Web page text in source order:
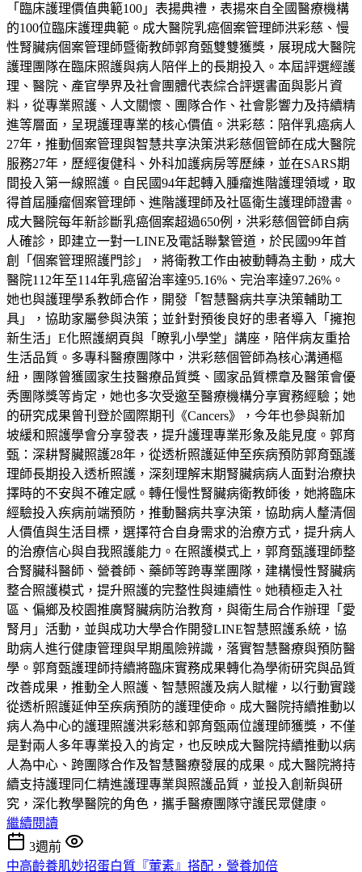
「臨床護理價值典範100」表揚典禮，表揚來自全國醫療機構
的100位臨床護理典範。成大醫院乳癌個案管理師洪彩慈、慢
性腎臟病個案管理師暨衛教師郭育甄雙雙獲獎，展現成大醫院
護理團隊在臨床照護與病人陪伴上的長期投入。本屆評選經護
理、醫院、產官學界及社會團體代表綜合評選書面與影片資
料，從專業照護、人文關懷、團隊合作、社會影響力及持續精
進等層面，呈現護理專業的核心價值。洪彩慈：陪伴乳癌病人
27年，推動個案管理與智慧共享決策洪彩慈個管師在成大醫院
服務27年，歷經復健科、外科加護病房等歷練，並在SARS期
間投入第一線照護。自民國94年起轉入腫瘤進階護理領域，取
得首屆腫瘤個案管理師、進階護理師及社區衛生護理師證書。
成大醫院每年新診斷乳癌個案超過650例，洪彩慈個管師自病
人確診，即建立一對一LINE及電話聯繫管道，於民國99年首
創「個案管理照護門診」，將衛教工作由被動轉為主動，成大
醫院112年至114年乳癌留治率達95.16%、完治率達97.26%。
她也與護理學系教師合作，開發「智慧醫病共享決策輔助工
具」，協助家屬參與決策；並針對預後良好的患者導入「擁抱
新生活」E化照護網頁與「瞭乳小學堂」講座，陪伴病友重拾
生活品質。多專科醫療團隊中，洪彩慈個管師為核心溝通樞
紐，團隊曾獲國家生技醫療品質獎、國家品質標章及醫策會優
秀團隊獎等肯定，她也多次受邀至醫療機構分享實務經驗；她
的研究成果曾刊登於國際期刊《Cancers》，今年也參與新加
坡緩和照護學會分享發表，提升護理專業形象及能見度。郭育
甄：深耕腎臟照護28年，從透析照護延伸至疾病預防郭育甄護
理師長期投入透析照護，深刻理解末期腎臟病病人面對治療抉
擇時的不安與不確定感。轉任慢性腎臟病衛教師後，她將臨床
經驗投入疾病前端預防，推動醫病共享決策，協助病人釐清個
人價值與生活目標，選擇符合自身需求的治療方式，提升病人
的治療信心與自我照護能力。在照護模式上，郭育甄護理師整
合腎臟科醫師、營養師、藥師等跨專業團隊，建構慢性腎臟病
整合照護模式，提升照護的完整性與連續性。她積極走入社
區、偏鄉及校園推廣腎臟病防治教育，與衛生局合作辦理「愛
腎月」活動，並與成功大學合作開發LINE智慧照護系統，協
助病人進行健康管理與早期風險辨識，落實智慧醫療與預防醫
學。郭育甄護理師持續將臨床實務成果轉化為學術研究與品質
改善成果，推動全人照護、智慧照護及病人賦權，以行動實踐
從透析照護延伸至疾病預防的護理使命。成大醫院持續推動以
病人為中心的護理照護洪彩慈和郭育甄兩位護理師獲獎，不僅
是對兩人多年專業投入的肯定，也反映成大醫院持續推動以病
人為中心、跨團隊合作及智慧醫療發展的成果。成大醫院將持
續支持護理同仁精進護理專業與照護品質，並投入創新與研
究，深化教學醫院的角色，攜手醫療團隊守護民眾健康。
繼續閱讀
3週前
中高齡養肌妙招蛋白質『葷素』搭配，營養加倍